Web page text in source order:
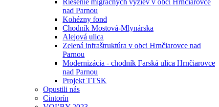
Riešenie migračných výziev v obci Hrnčiarovce
nad Parnou
Kohézny fond
Chodník Mostová-Mlynárska
Alejová ulica
Zelená infraštruktúra v obci Hrnčiarovce nad
Parnou
Modernizácia - chodník Farská ulica Hrnčiarovce
nad Parnou
Projekt TTSK
Opustili nás
Cintorín